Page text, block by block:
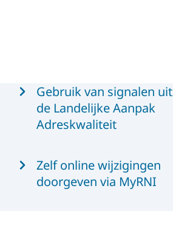
Gebruik van signalen uit
de Landelijke Aanpak
Adreskwaliteit
Zelf online wijzigingen
doorgeven via MyRNI